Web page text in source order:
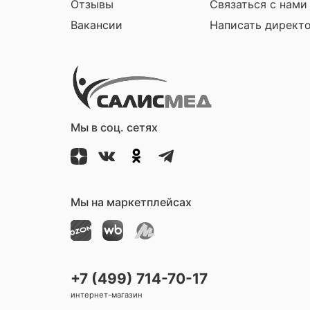
Отзывы
Вакансии
Связаться с нами
Написать
Мы в соц. сетях
Мы на маркетплейсах
+7 (499) 714-70-17
интернет-магазин